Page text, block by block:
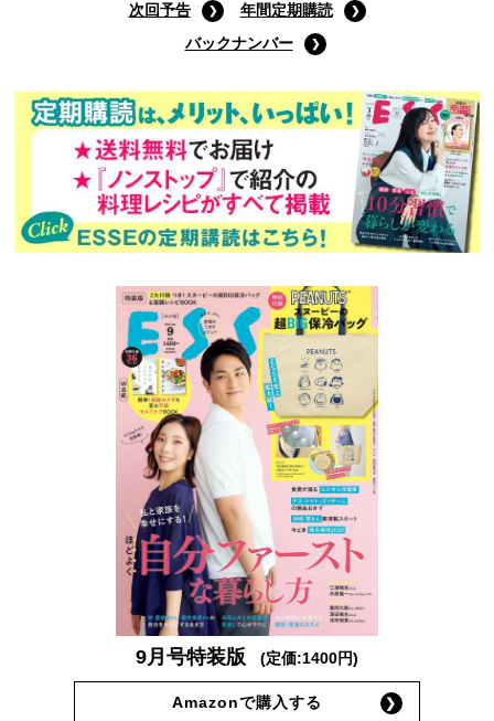
次回予告
年間定期購読
バックナンバー
9月号特装版 (定価:1400円)
Amazonで購入する